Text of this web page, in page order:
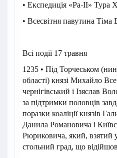
• Експедиція «Ра-II» Тура
• Всесвітня павутина Тіма
Всі події 17 травня
1235 • Під Торчеськом
області) князі Михайло
чернігівський і Ізяслав
за підтримки половців
поразки коаліції князів
Данила Романовича і
Рюриковича, який, взятий
стольний град, що відійшов